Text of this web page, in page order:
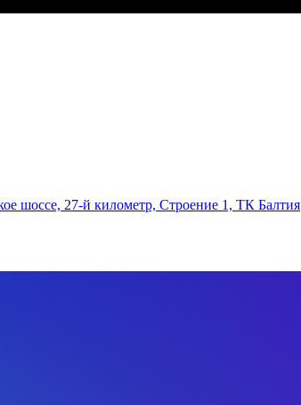
шоссе, 27-й километр, Строение 1, ТК Балтия